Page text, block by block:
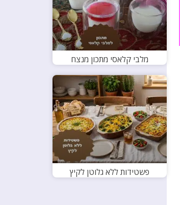
מלבי קלאסי מתכון מנצח
פשטידות ללא גלוטן לקיץ